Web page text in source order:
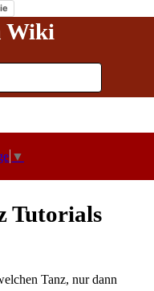
Wiki
▼
Tutorials
Tanz, nur dann